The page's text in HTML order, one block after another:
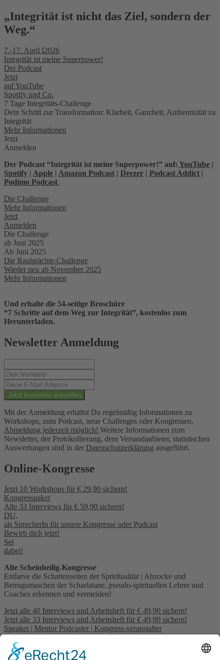
„Integrität ist nicht das Ziel, sondern der
Weg.“
7.-17. April l2026
Integrität ist meine Superpower!
Der Podcast
Jetzt
auf YouTube
Spotify und Co.
7 Tage Integritäts-Challenge
Dein Schritt zur Transformation: Klarheit, Ganzheit, Authentizität zu
Integrität
Mehr Informationen
Jetzt
Anmelden
Der Podcast “Integrität ist meine Superpower!” auf: YouTube |
Spotify | Apple | Amazon Podcast | Deezer | Podcast Addict |
Podimo Podcast
Die Challenge
Mehr Informationen
Jetzt
Anmelden
Die Challenge
ab Juni 2025
Ab Juni 2025
Die Rauhnächte-Challenge
Wieder neu ab November 2025
Mehr Informationen
Und erhalte die 54-seitige Broschüre
“7 Schritte auf dem Weg zur Integrität”, kostenlos zum
Herunterladen.
Newsletter Anmeldung
Mit der Anmeldung erhältst Du regelmäßig Informationen zu
Workshops, zum Podcast, neue Challenges oder Kongressen.
Abmeldung jederzeit möglich! Weitere Informationen zum
Newsletter, der Protokollierung, dem Versandanbieter, statistischen
Auswertungen sind in der Datenschutzerklärung ausgeführt.
Online-Kongresse
Jetzt 10 Workshops für € 29,90 sichern!
Kongresspaket
Alle 33 Interviews für € 59,90 sichern!
DU,
als SprecherIn für unsere Kongresse oder Podcast
Bewirb dich jetzt!
Sei
dabei!
Alte Scheinheilig-Kongresse
Entlarve die Schattenseiten der Spriritualität | Abzocke und
Betrugsmaschen der Scharlatane, pseudo-spirituellen Lehrer und
Coaches erkennen und vermeiden!
Jetzt alle 40 Interviews und Arbeitsheft für € 49,90 sichern!
Jetzt alle 33 Interviews und Arbeitsheft für € 49,90 sichern!
Speaker | Mentor Podcaster | Kongress-veranstalter
Mehr über Hajo Michels erfahren
Mein
Angebot